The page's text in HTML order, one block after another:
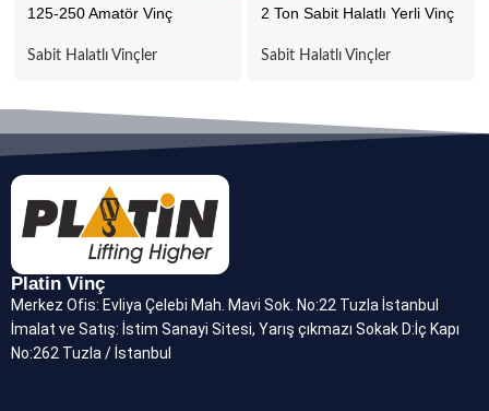
125-250 Amatör Vinç
Sabit Halatlı Vinçler
2 Ton Sabit Halatlı Yerli Vinç
Sabit Halatlı Vinçler
Platin Vinç
Merkez Ofis: Evliya Çelebi Mah. Mavi Sok. No:22 Tuzla İstanbul
İmalat ve Satış: İstim Sanayi Sitesi, Yarış çıkmazı Sokak D:İç Kapı
No:262 Tuzla / İstanbul